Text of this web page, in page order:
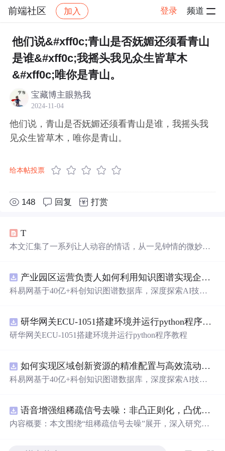
前端社区 加入 登录 频道
社区 前端社区 感慨 帖子详情
他们说&#xff0c;青山是否妩媚还须看青山
是谁&#xff0c;我摇头我见众生皆草木
&#xff0c;唯你是青山。
宝藏博主眼熟我
2024-11-04
他们说，青山是否妩媚还须看青山是谁，我摇头我
见众生皆草木，唯你是青山。
给本帖投票
148 回复 打赏
T
本文汇集了一系列让人动容的情话，从一见钟情的微妙到
都能触动人心。
产业园区运营负责人如何利用知识图谱实现企业精准对接与协同？.docx
科易网基于40亿+科创知识图谱数据库，深度探索AI技术
新领域的AI+数智化解决方案，推动科技创新与产业创新
智能化发展。
研华网关ECU-1051搭建环境并运行python程序教程
研华网关ECU-1051搭建环境并运行python程序教程
如何实现区域创新资源的精准配置与高效流动？.docx
科易网基于40亿+科创知识图谱数据库，深度探索AI技术
新领域的AI+数智化解决方案，推动科技创新与产业创新
智能化发展。
语音增强组稀疏信号去噪：非凸正则化，凸优化研究（Matlab代码实现）
内容概要：本文围绕“组稀疏信号去噪”展开，深入研究了